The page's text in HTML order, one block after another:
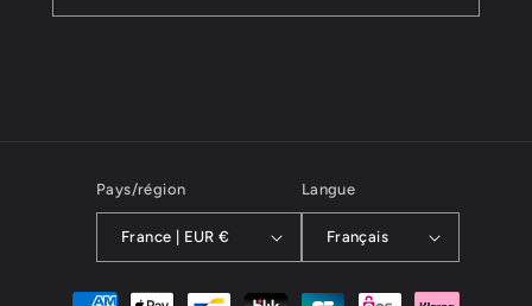
Pays/région
France | EUR €
Langue
Français
Moyens